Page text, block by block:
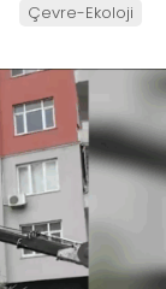
Çevre-Ekoloji